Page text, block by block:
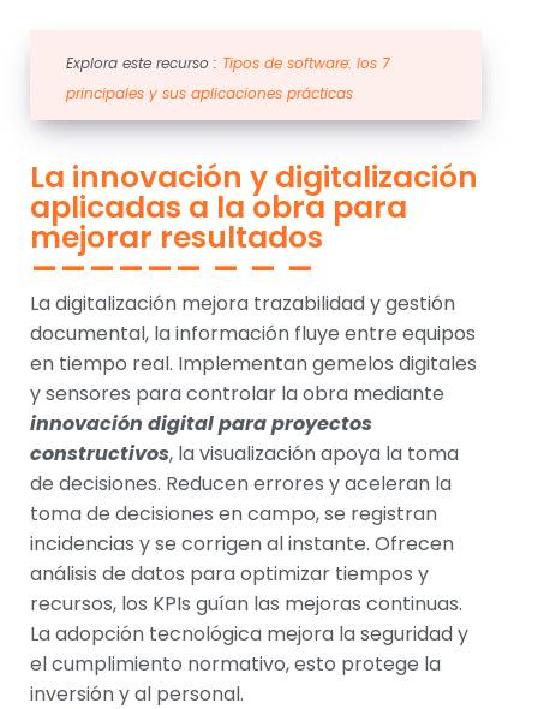
Explora este recurso : Tipos de software: los 7
principales y sus aplicaciones prácticas
La innovación y digitalización
aplicadas a la obra para
mejorar resultados
La digitalización mejora trazabilidad y gestión
documental, la información fluye entre equipos
en tiempo real. Implementan gemelos digitales
y sensores para controlar la obra mediante
innovación digital para proyectos
constructivos, la visualización apoya la toma
de decisiones. Reducen errores y aceleran la
toma de decisiones en campo, se registran
incidencias y se corrigen al instante. Ofrecen
análisis de datos para optimizar tiempos y
recursos, los KPIs guían las mejoras continuas.
La adopción tecnológica mejora la seguridad y
el cumplimiento normativo, esto protege la
inversión y al personal.